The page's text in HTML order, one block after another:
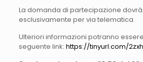
La domanda di partecipazione
esclusivamente per via telematica.
Ulteriori informazioni potranno
seguente link: https://tinyurl.com/